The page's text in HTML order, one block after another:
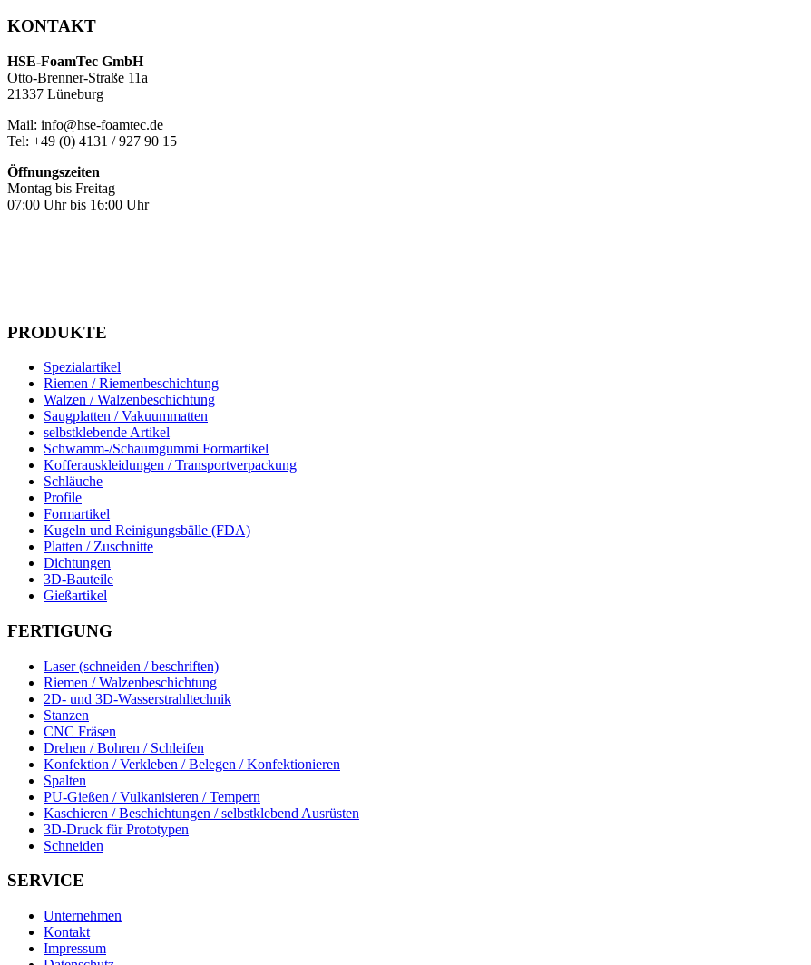
KONTAKT
HSE-FoamTec GmbH
Otto-Brenner-Straße 11a
21337 Lüneburg
Mail: info@hse-foamtec.de
Tel: +49 (0) 4131 / 927 90 15
Öffnungszeiten
Montag bis Freitag
07:00 Uhr bis 16:00 Uhr
PRODUKTE
Spezialartikel
Riemen / Riemenbeschichtung
Walzen / Walzenbeschichtung
Saugplatten / Vakuummatten
selbstklebende Artikel
Schwamm-/Schaumgummi Formartikel
Kofferauskleidungen / Transportverpackung
Schläuche
Profile
Formartikel
Kugeln und Reinigungsbälle (FDA)
Platten / Zuschnitte
Dichtungen
3D-Bauteile
Gießartikel
FERTIGUNG
Laser (schneiden / beschriften)
Riemen / Walzenbeschichtung
2D- und 3D-Wasserstrahltechnik
Stanzen
CNC Fräsen
Drehen / Bohren / Schleifen
Konfektion / Verkleben / Belegen / Konfektionieren
Spalten
PU-Gießen / Vulkanisieren / Tempern
Kaschieren / Beschichtungen / selbstklebend Ausrüsten
3D-Druck für Prototypen
Schneiden
SERVICE
Unternehmen
Kontakt
Impressum